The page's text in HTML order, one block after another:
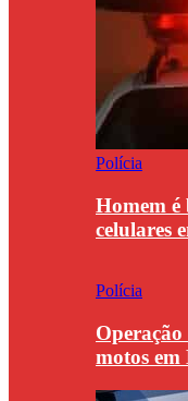
Polícia
Homem é
celulares
Polícia
Operação
motos em